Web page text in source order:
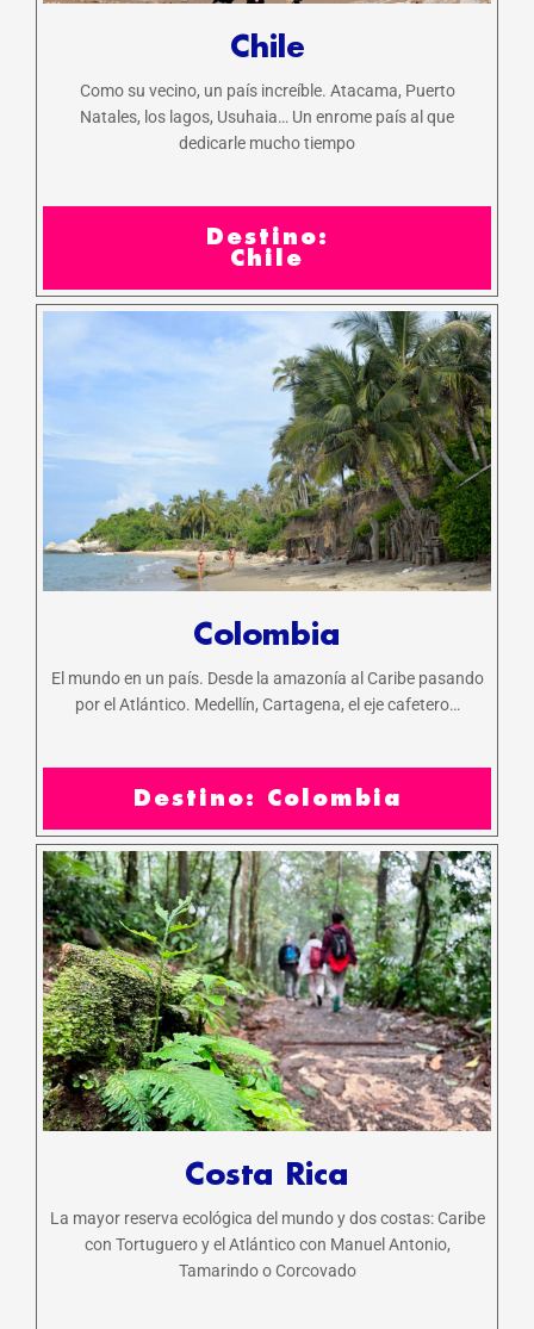
Chile
Como su vecino, un país increíble. Atacama, Puerto
Natales, los lagos, Usuhaia… Un enrome país al que
dedicarle mucho tiempo
Destino:
Chile
Colombia
El mundo en un país. Desde la amazonía al Caribe pasando
por el Atlántico. Medellín, Cartagena, el eje cafetero…
Destino: Colombia
Costa Rica
La mayor reserva ecológica del mundo y dos costas: Caribe
con Tortuguero y el Atlántico con Manuel Antonio,
Tamarindo o Corcovado